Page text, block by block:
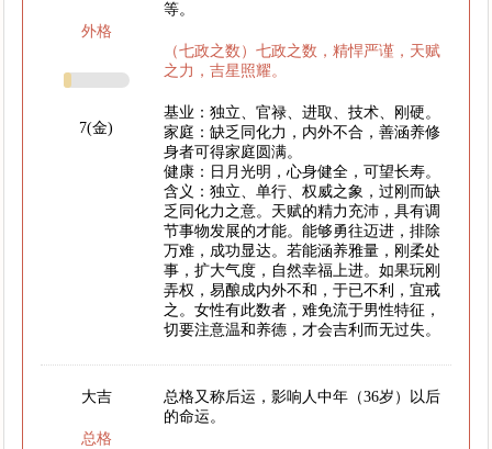
外格
7(金)
等。
（七政之数）七政之数，精悍严谨，天赋
之力，吉星照耀。
基业：独立、官禄、进取、技术、刚硬。
家庭：缺乏同化力，内外不合，善涵养修
身者可得家庭圆满。
健康：日月光明，心身健全，可望长寿。
含义：独立、单行、权威之象，过刚而缺
乏同化力之意。天赋的精力充沛，具有调
节事物发展的才能。能够勇往迈进，排除
万难，成功显达。若能涵养雅量，刚柔处
事，扩大气度，自然幸福上进。如果玩刚
弄权，易酿成内外不和，于已不利，宜戒
之。女性有此数者，难免流于男性特征，
切要注意温和养德，才会吉利而无过失。
大吉
总格
总格又称后运，影响人中年（36岁）以后
的命运。